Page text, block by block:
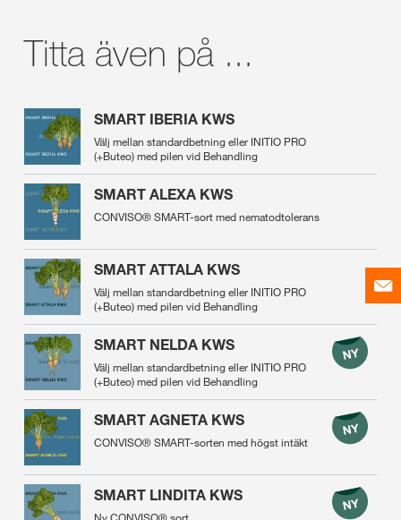
Titta även på ...
SMART IBERIA KWS
Välj mellan standardbetning eller INITIO PRO
(+Buteo) med pilen vid Behandling
SMART ALEXA KWS
CONVISO® SMART-sort med nematodtolerans
SMART ATTALA KWS
Välj mellan standardbetning eller INITIO PRO
(+Buteo) med pilen vid Behandling
SMART NELDA KWS
Välj mellan standardbetning eller INITIO PRO
(+Buteo) med pilen vid Behandling
SMART AGNETA KWS
CONVISO® SMART-sorten med högst intäkt
SMART LINDITA KWS